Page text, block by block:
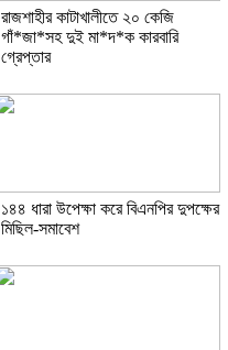
রাজশাহীর কাটাখালীতে ২০ কেজি
গাঁ*জা*সহ দুই মা*দ*ক কারবারি
গ্রেপ্তার
১৪৪ ধারা উপেক্ষা করে বিএনপির দুপক্ষের
মিছিল-সমাবেশ